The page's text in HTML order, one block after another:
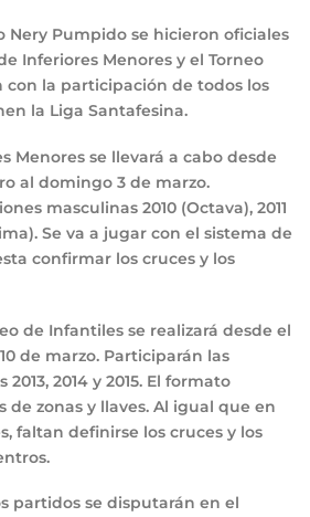
Nery Pumpido se hicieron oficiales
Inferiores Menores y el Torneo
la participación de todos los
la Liga Santafesina.
Menores se llevará a cabo desde
al domingo 3 de marzo.
masculinas 2010 (Octava), 2011
Se va a jugar con el sistema de
confirmar los cruces y los
de Infantiles se realizará desde el
de marzo. Participarán las
2014 y 2015. El formato
de zonas y llaves. Al igual que en
faltan definirse los cruces y los
partidos se disputarán en el